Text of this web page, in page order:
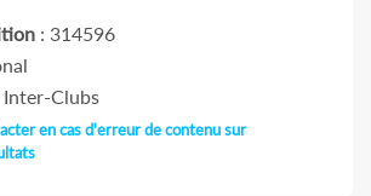
: 314596
Clubs
en cas d'erreur de contenu sur